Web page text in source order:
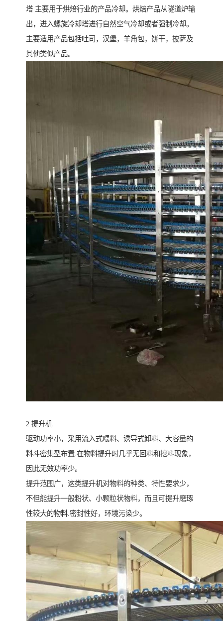
塔 主要用于烘焙行业的产品冷却。烘焙产品从隧道炉输
出，进入螺旋冷却塔进行自然空气冷却或者强制冷却。
主要适用产品包括吐司，汉堡，羊角包，饼干，披萨及
其他类似产品。
2.提升机
驱动功率小，采用流入式喂料、诱导式卸料、大容量的
料斗密集型布置.在物料提升时几乎无回料和挖料现象，
因此无效功率少。
提升范围广，这类提升机对物料的种类、特性要求少，
不但能提升一般粉状、小颗粒状物料，而且可提升磨琢
性较大的物料.密封性好，环境污染少。